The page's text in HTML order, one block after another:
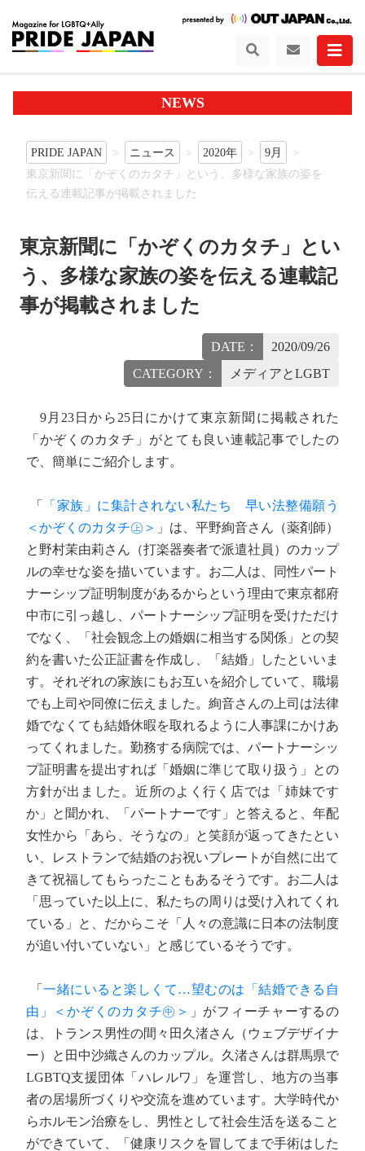
NEWS
PRIDE JAPAN ニュース 2020年
9月
東京新聞に「かぞくのカタチ」という、多様な家族の姿を
伝える連載記事が掲載されました
東京新聞に「かぞくのカタチ」とい
う、多様な家族の姿を伝える連載記
事が掲載されました
DATE：
2020/09/26
CATEGORY：
メディアとLGBT
9月23日から25日にかけて東京新聞に掲載された
「かぞくのカタチ」がとても良い連載記事でしたの
で、簡単にご紹介します。
「
「家族」に集計されない私たち 早い法整備願う
＜かぞくのカタチ㊤＞ 」は、平野絢音さん（薬剤師）
と野村茉由莉さん（打楽器奏者で派遣社員）のカップ
ルの幸せな姿を描いています。お二人は、同性パート
ナーシップ証明制度があるからという理由で東京都府
中市に引っ越し、パートナーシップ証明を受けただけ
でなく、「社会観念上の婚姻に相当する関係」との契
約を書いた公正証書を作成し、「結婚」したといいま
す。それぞれの家族にもお互いを紹介していて、職場
でも上司や同僚に伝えました。絢音さんの上司は法律
婚でなくても結婚休暇を取れるように人事課にかけあ
ってくれました。勤務する病院では、パートナーシッ
プ証明書を提出すれば「婚姻に準じて取り扱う」との
方針が出ました。近所のよく行く店では「姉妹です
か」と聞かれ、「パートナーです」と答えると、年配
女性から「あら、そうなの」と笑顔が返ってきたとい
い、レストランで結婚のお祝いプレートが自然に出て
きて祝福してもらったこともあるそうです。お二人は
「思っていた以上に、私たちの周りは受け入れてくれ
ている」と、だからこそ「人々の意識に日本の法制度
が追い付いていない」と感じているそうです。
「一緒にいると楽しくて…望むのは「結婚できる自
由」＜かぞくのカタチ㊥＞
」がフィーチャーするの
は、トランス男性の間々田久渚さん（ウェブデザイナ
ー）と田中沙織さんのカップル。久渚さんは群馬県で
LGBTQ支援団体「ハレルワ」を運営し、地方の当事
者の居場所づくりや交流を進めています。大学時代か
らホルモン治療をし、男性として社会生活を送ること
ができていて、「健康リスクを冒してまで手術はした